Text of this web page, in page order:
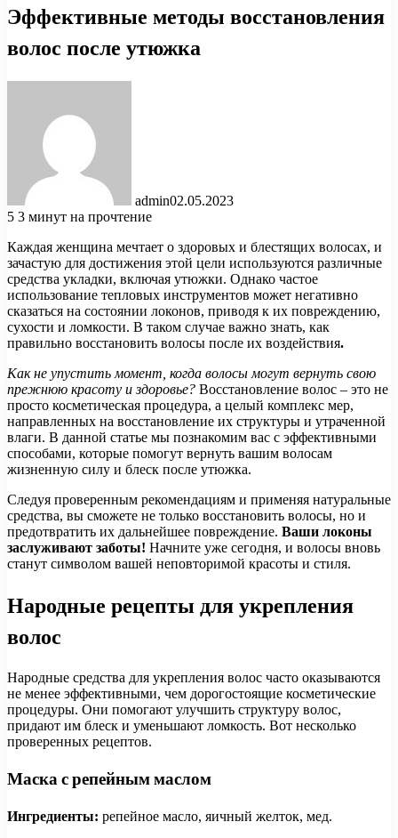
Эффективные методы восстановления
волос после утюжка
admin02.05.2023
5 3 минут на прочтение
Каждая женщина мечтает о здоровых и блестящих волосах, и
зачастую для достижения этой цели используются различные
средства укладки, включая утюжки. Однако частое
использование тепловых инструментов может негативно
сказаться на состоянии локонов, приводя к их повреждению,
сухости и ломкости. В таком случае важно знать, как
правильно восстановить волосы после их воздействия.
Как не упустить момент, когда волосы могут вернуть свою
прежнюю красоту и здоровье? Восстановление волос – это не
просто косметическая процедура, а целый комплекс мер,
направленных на восстановление их структуры и утраченной
влаги. В данной статье мы познакомим вас с эффективными
способами, которые помогут вернуть вашим волосам
жизненную силу и блеск после утюжка.
Следуя проверенным рекомендациям и применяя натуральные
средства, вы сможете не только восстановить волосы, но и
предотвратить их дальнейшее повреждение. Ваши локоны
заслуживают заботы! Начните уже сегодня, и волосы вновь
станут символом вашей неповторимой красоты и стиля.
Народные рецепты для укрепления
волос
Народные средства для укрепления волос часто оказываются
не менее эффективными, чем дорогостоящие косметические
процедуры. Они помогают улучшить структуру волос,
придают им блеск и уменьшают ломкость. Вот несколько
проверенных рецептов.
Маска с репейным маслом
Ингредиенты: репейное масло, яичный желток, мед.